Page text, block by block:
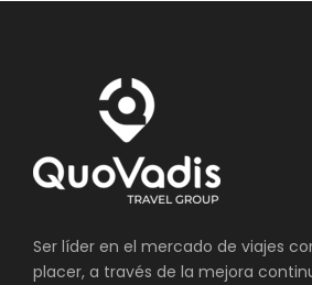
Ser líder en el mercado de viajes
placer, a través de la mejora